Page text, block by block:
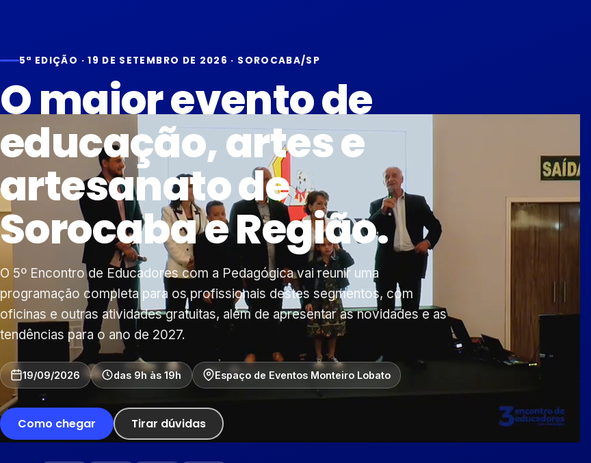
5ª EDIÇÃO · 19 DE SETEMBRO DE 2026 · SOROCABA/SP
O maior evento de
educação, artes e
artesanato de
Sorocaba e Região.
O 5º Encontro de Educadores com a Pedagógica vai reunir uma
programação completa para os profissionais destes segmentos, com
oficinas e outras atividades gratuitas, além de apresentar as novidades e as
tendências para o ano de 2027.
19/09/2026 das 9h às 19h Espaço de Eventos Monteiro Lobato
Como chegar Tirar dúvidas